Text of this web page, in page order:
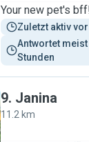
Your new pet's
Zuletzt aktiv vor
Antwortet
Stunden
9. Janina
11.2 km